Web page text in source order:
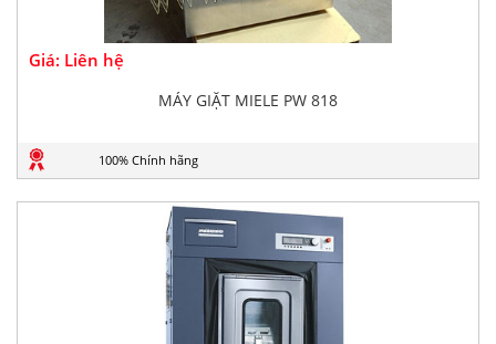
Giá: Liên hệ
MÁY GIẶT MIELE PW 818
100% Chính hãng